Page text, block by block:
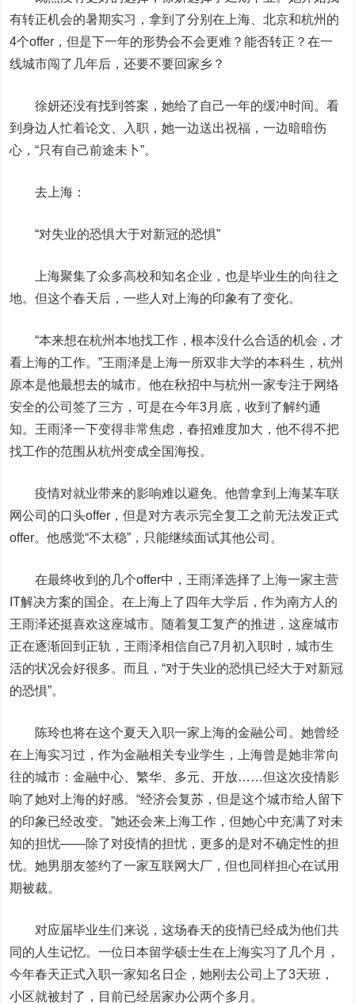
有转正机会的暑期实习，拿到了分别在上海、北京和杭州的
4个offer，但是下一年的形势会不会更难？能否转正？在一
线城市闯了几年后，还要不要回家乡？
徐妍还没有找到答案，她给了自己一年的缓冲时间。看
到身边人忙着论文、入职，她一边送出祝福，一边暗暗伤
心，“只有自己前途未卜”。
去上海：
“对失业的恐惧大于对新冠的恐惧”
上海聚集了众多高校和知名企业，也是毕业生的向往之
地。但这个春天后，一些人对上海的印象有了变化。
“本来想在杭州本地找工作，根本没什么合适的机会，才
看上海的工作。”王雨泽是上海一所双非大学的本科生，杭州
原本是他最想去的城市。他在秋招中与杭州一家专注于网络
安全的公司签了三方，可是在今年3月底，收到了解约通
知。王雨泽一下变得非常焦虑，春招难度加大，他不得不把
找工作的范围从杭州变成全国海投。
疫情对就业带来的影响难以避免。他曾拿到上海某车联
网公司的口头offer，但是对方表示完全复工之前无法发正式
offer。他感觉“不太稳”，只能继续面试其他公司。
在最终收到的几个offer中，王雨泽选择了上海一家主营
IT解决方案的国企。在上海上了四年大学后，作为南方人的
王雨泽还挺喜欢这座城市。随着复工复产的推进，这座城市
正在逐渐回到正轨，王雨泽相信自己7月初入职时，城市生
活的状况会好很多。而且，“对于失业的恐惧已经大于对新冠
的恐惧”。
陈玲也将在这个夏天入职一家上海的金融公司。她曾经
在上海实习过，作为金融相关专业学生，上海曾是她非常向
往的城市：金融中心、繁华、多元、开放……但这次疫情影
响了她对上海的好感。“经济会复苏，但是这个城市给人留下
的印象已经改变。”她还会来上海工作，但她心中充满了对未
知的担忧——除了对疫情的担忧，更多的是对不确定性的担
忧。她男朋友签约了一家互联网大厂，但也同样担心在试用
期被裁。
对应届毕业生们来说，这场春天的疫情已经成为他们共
同的人生记忆。一位日本留学硕士生在上海实习了几个月，
今年春天正式入职一家知名日企，她刚去公司上了3天班，
小区就被封了，目前已经居家办公两个多月。